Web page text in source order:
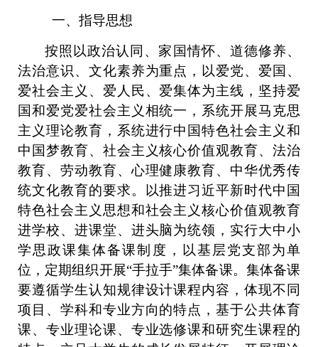
一、指导思想
按照以政治认同、家国情怀、道德修养、
法治意识、文化素养为重点，以爱党、爱国、
爱社会主义、爱人民、爱集体为主线，坚持爱
国和爱党爱社会主义相统一，系统开展马克思
主义理论教育，系统进行中国特色社会主义和
中国梦教育、社会主义核心价值观教育、法治
教育、劳动教育、心理健康教育、中华优秀传
统文化教育的要求。以推进习近平新时代中国
特色社会主义思想和社会主义核心价值观教育
进学校、进课堂、进头脑为统领，实行大中小
学思政课集体备课制度，以基层党支部为单
位，定期组织开展“手拉手”集体备课。集体备课
要遵循学生认知规律设计课程内容，体现不同
项目、学科和专业方向的特点，基于公共体育
课、专业理论课、专业选修课和研究生课程的